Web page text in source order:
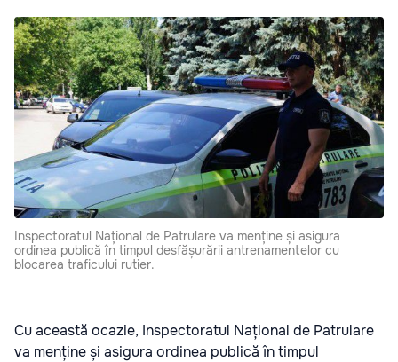
Inspectoratul Național de Patrulare va menține și asigura
ordinea publică în timpul desfășurării antrenamentelor cu
blocarea traficului rutier.
Cu această ocazie, Inspectoratul Național de Patrulare
va menține și asigura ordinea publică în timpul